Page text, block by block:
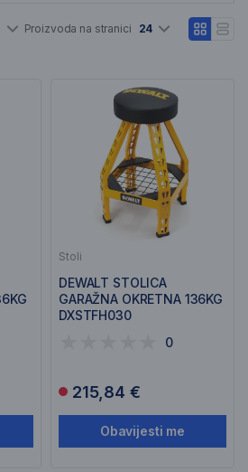
Proizvoda na stranici 24
Stoli
DEWALT STOLICA
GARAŽNA OKRETNA 136KG
DXSTFH030
0
215,84 €
Obavijesti me